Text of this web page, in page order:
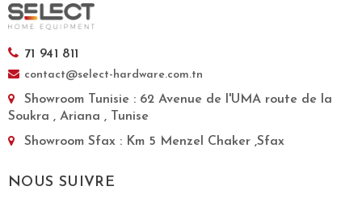
71 941 811
contact@select-hardware.com.tn
Showroom Tunisie : 62 Avenue de l'UMA route de la
Soukra , Ariana , Tunise
Showroom Sfax : Km 5 Menzel Chaker ,Sfax
NOUS SUIVRE